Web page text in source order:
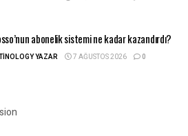
abonelik sistemi ne kadar kazandırdı?
YAZAR 7 AĞUSTOS 2026 0